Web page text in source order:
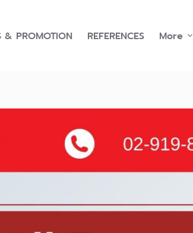
& PROMOTION REFERENCES More